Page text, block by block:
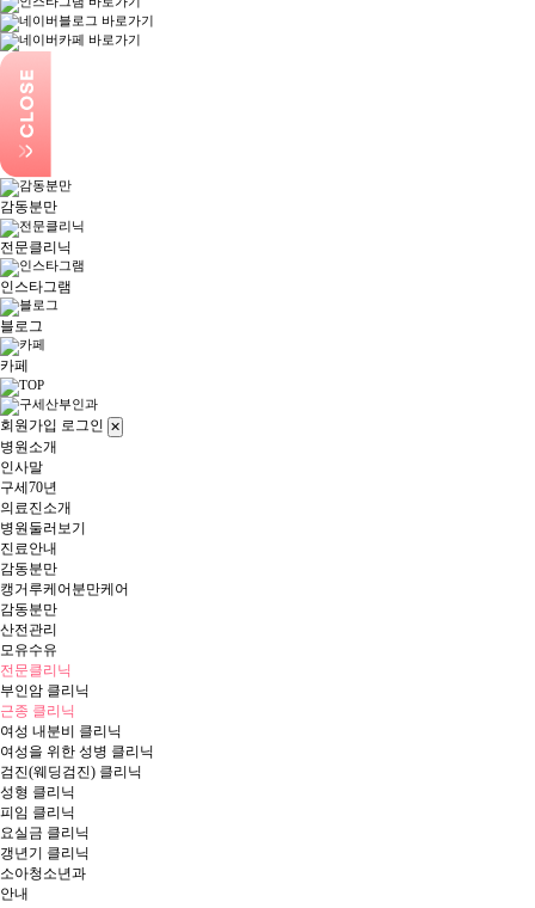
감동분만
전문클리닉
인스타그램
블로그
카페
회원가입 로그인 ✕
병원소개
인사말
구세70년
의료진소개
병원둘러보기
진료안내
감동분만
캥거루케어분만케어
감동분만
산전관리
모유수유
전문클리닉
부인암 클리닉
근종 클리닉
여성 내분비 클리닉
여성을 위한 성병 클리닉
검진(웨딩검진) 클리닉
성형 클리닉
피임 클리닉
요실금 클리닉
갱년기 클리닉
소아청소년과
안내